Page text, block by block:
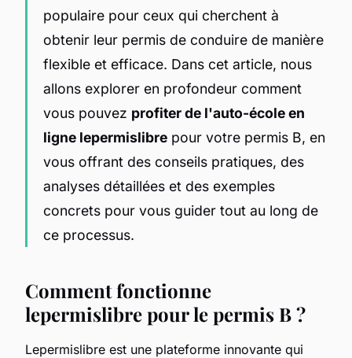
populaire pour ceux qui cherchent à
obtenir leur permis de conduire de manière
flexible et efficace. Dans cet article, nous
allons explorer en profondeur comment
vous pouvez profiter de l'auto-école en
ligne lepermislibre pour votre permis B, en
vous offrant des conseils pratiques, des
analyses détaillées et des exemples
concrets pour vous guider tout au long de
ce processus.
Comment fonctionne
lepermislibre pour le permis B ?
Lepermislibre est une plateforme innovante qui